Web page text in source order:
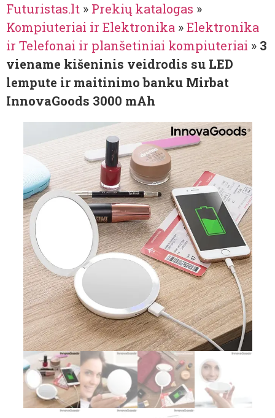
Futuristas.lt » Prekių katalogas »
Kompiuteriai ir Elektronika »Elektronika
ir Telefonai ir planšetiniai kompiuteriai » 3
viename kišeninis veidrodis su LED
lempute ir maitinimo banku Mirbat
InnovaGoods 3000 mAh